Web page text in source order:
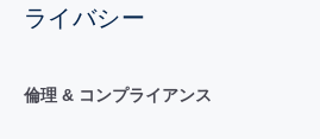
ライバシー
倫理 & コンプライアンス